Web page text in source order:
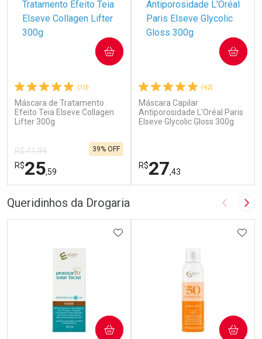
(10)
Máscara de Tratamento
Efeito Teia Elseve Collagen
Lifter 300g
R$ 41,99
R$25,59
39% OFF
COMPRAR
(42)
Máscara Capilar
Antiporosidade L'Oréal Paris
Elseve Glycolic Gloss 300g
R$27,43
COMPRAR
Queridinhos da Drogaria Imagem
ADICIONAR AOS FAVORITOS
COMPRAR COMPRAR